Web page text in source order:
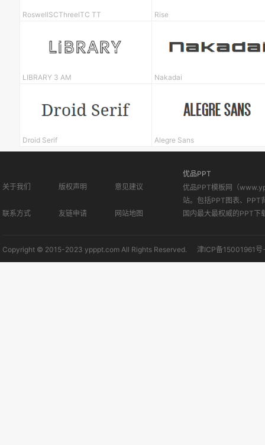
RoswellSCThreeITC TT Rise
LIBRARY 3 AM Nakadai
Droid Serif Alegre Sans
关于我们 版权声明 意见建议
联系方式 友链申请 网站地图
优品PPT
优品PPT模板网（
站。包括PPT图表、PPT
国内最大最权威的PPT下
Copyright © 2015-2023 ypppt.com All Rights Reserved. 津ICP备15001961号